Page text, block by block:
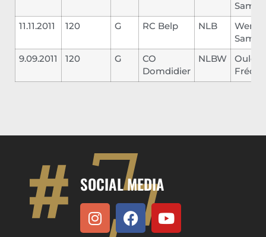
11.11.2011
120 G RC Belp NLB
9.09.2011
120 G
CO
Domdidier
NLBW
SOCIAL MEDIA